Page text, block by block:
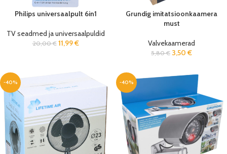
Philips universaalpult 6in1
TV seadmed ja universaalpuldid
20,00€ 11,99€
Grundig imitatsioonkaamera
must
Valvekaamerad
5,80€ 3,50 €
-40% -40%